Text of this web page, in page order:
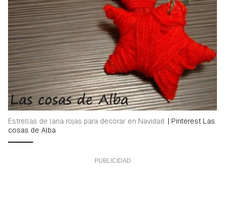
Estrellas de lana rojas para decorar en Navidad. | Pinterest Las
cosas de Alba